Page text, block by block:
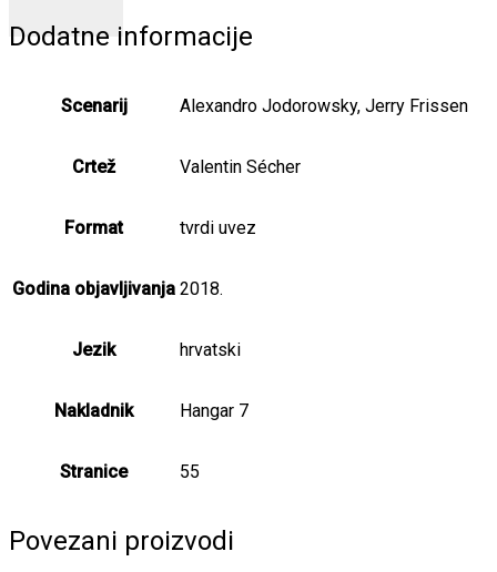
Dodatne informacije
Scenarij Alexandro Jodorowsky, Jerry Frissen
Crtež Valentin Sécher
Format tvrdi uvez
Godina objavljivanja 2018.
Jezik hrvatski
Nakladnik Hangar 7
Stranice 55
Povezani proizvodi